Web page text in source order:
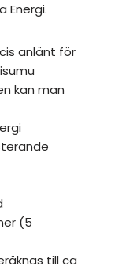
Energi.
anlänt för
kan man
(5
till ca